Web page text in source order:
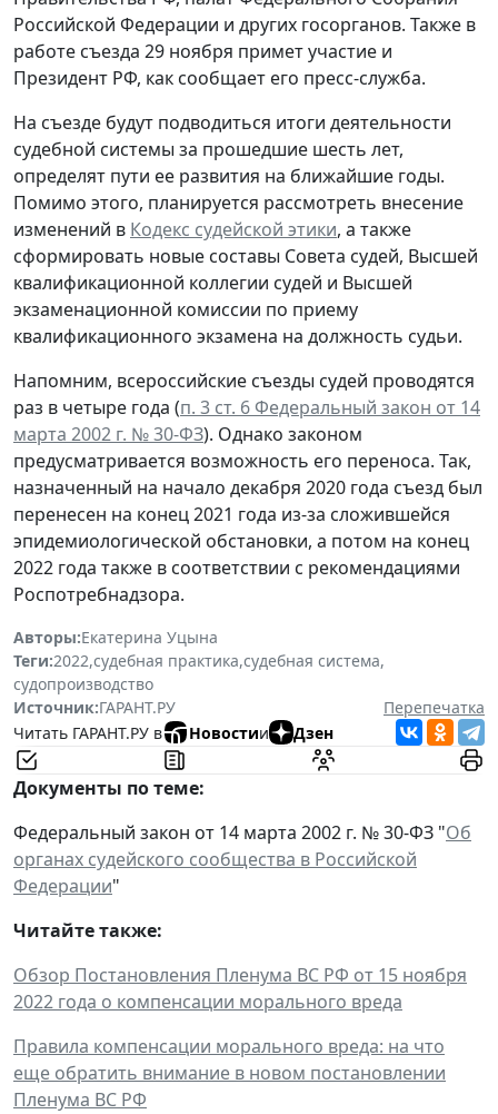
Российской Федерации и других госорганов. Также в
работе съезда 29 ноября примет участие и
Президент РФ, как сообщает его пресс-служба.
На съезде будут подводиться итоги деятельности
судебной системы за прошедшие шесть лет,
определят пути ее развития на ближайшие годы.
Помимо этого, планируется рассмотреть внесение
изменений в Кодекс судейской этики, а также
сформировать новые составы Совета судей, Высшей
квалификационной коллегии судей и Высшей
экзаменационной комиссии по приему
квалификационного экзамена на должность судьи.
Напомним, всероссийские съезды судей проводятся
раз в четыре года (п. 3 ст. 6 Федеральный закон от 14
марта 2002 г. № 30-ФЗ). Однако законом
предусматривается возможность его переноса. Так,
назначенный на начало декабря 2020 года съезд был
перенесен на конец 2021 года из-за сложившейся
эпидемиологической обстановки, а потом на конец
2022 года также в соответствии с рекомендациями
Роспотребнадзора.
Авторы:Екатерина Уцына
Теги:2022,судебная практика,судебная система,
судопроизводство
Источник:ГАРАНТ.РУ
Перепечатка
Читать ГАРАНТ.РУ в
Новостии Дзен
Документы по теме:
Федеральный закон от 14 марта 2002 г. № 30-ФЗ "Об
органах судейского сообщества в Российской
Федерации"
Читайте также:
Обзор Постановления Пленума ВС РФ от 15 ноября
2022 года о компенсации морального вреда
Правила компенсации морального вреда: на что
еще обратить внимание в новом постановлении
Пленума ВС РФ